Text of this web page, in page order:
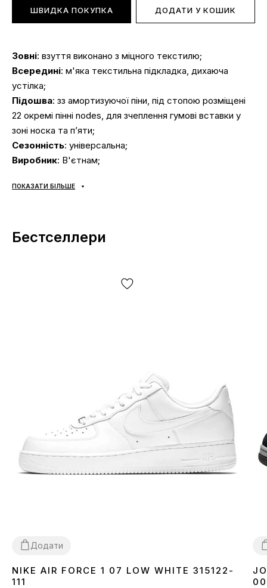
ШВИДКА ПОКУПКА ДОДАТИ У КОШИК
Зовні: взуття виконано з міцного текстилю;
Всередині: м'яка текстильна підкладка, дихаюча
устілка;
Підошва: зз амортизуючої піни, під стопою розміщені
22 окремі пінні nodes, для зчеплення гумові вставки у
зоні носка та п’яти;
Сезонність: універсальна;
Виробник: В'єтнам;
найпоширеніших питань і відповіді на них:
Доставка/оплата?
Середній час доставки нашого магазину 1–3
Самовивозу немає! Оплата відбувається після
(див. умови на стор. «Оплата»).
Розмірна сітка?
У нас великий асортимент взуття і для простоти
використання на сайті представлена ​​узагальнена
ПОКАЗАТИ БІЛЬШЕ
Бестселлери
Додати
3637 38 39 40414243 4445 46
NIKE AIR FORCE 1 07 LOW WHITE 315122-
111